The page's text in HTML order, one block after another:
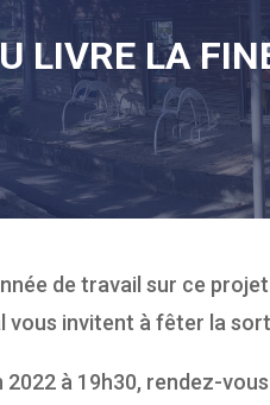
LIVRE LA
de travail sur ce
vous invitent à fêter la
2022 à 19h30, rendez-